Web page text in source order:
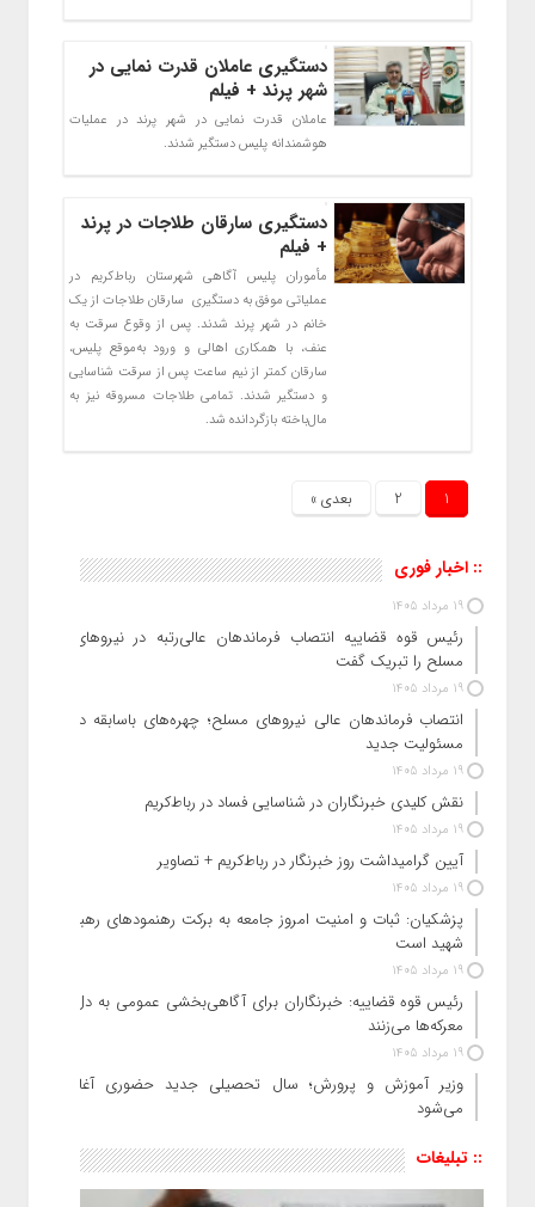
دستگیری عاملان قدرت‌ نمایی در
شهر پرند + فیلم
عاملان قدرت‌ نمایی در شهر پرند در عملیات
هوشمندانه پلیس دستگیر شدند.
دستگیری سارقان طلاجات در پرند
+ فیلم
مأموران پلیس آگاهی شهرستان رباط‌کریم در
عملیاتی موفق به دستگیری سارقان طلاجات از یک
خانم در شهر پرند شدند. پس از وقوع سرقت به
عنف، با همکاری اهالی و ورود به‌موقع پلیس،
سارقان کمتر از نیم ساعت پس از سرقت شناسایی
و دستگیر شدند. تمامی طلاجات مسروقه نیز به
مال‌باخته بازگردانده شد.
1
2 بعدی »
:: اخبار فوری
19 مرداد 1405
رئیس قوه قضاییه انتصاب‌ فرماندهان عالی‌رتبه در نیروهای
مسلح را تبریک گفت
19 مرداد 1405
انتصاب فرماندهان عالی‌ نیروهای مسلح؛ چهره‌های باسابقه در
مسئولیت‌ جدید
19 مرداد 1405
نقش کلیدی خبرنگاران در شناسایی فساد در رباط‌کریم
19 مرداد 1405
آیین گرامیداشت روز خبرنگار در رباط‌کریم + تصاویر
19 مرداد 1405
پزشکیان: ثبات و امنیت امروز جامعه به برکت رهنمودهای رهبر
شهید است
19 مرداد 1405
رئیس قوه قضاییه: خبرنگاران برای آگاهی‌بخشی عمومی به دل
معرکه‌ها می‌زنند
19 مرداد 1405
وزیر آموزش‌ و پرورش؛ سال تحصیلی جدید حضوری آغاز
می‌شود
:: تبلیغات